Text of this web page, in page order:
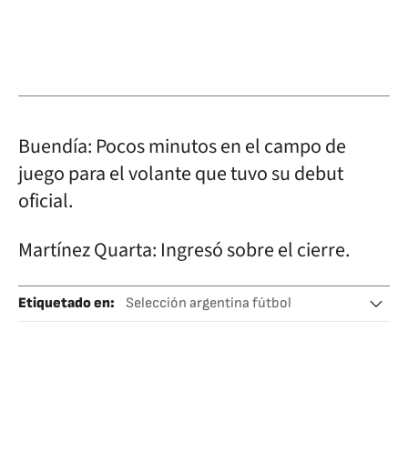
Buendía: Pocos minutos en el campo de
juego para el volante que tuvo su debut
oficial.
Martínez Quarta: Ingresó sobre el cierre.
Etiquetado en:
Selección argentina fútbol